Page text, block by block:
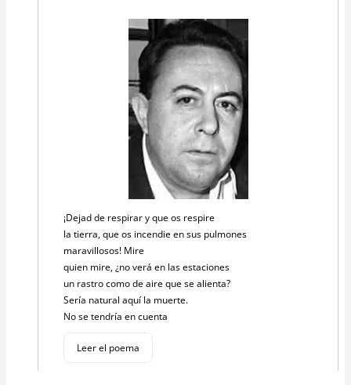
¡Dejad de respirar y que os respire
la tierra, que os incendie en sus pulmones
maravillosos! Mire
quien mire, ¿no verá en las estaciones
un rastro como de aire que se alienta?
Sería natural aquí la muerte.
No se tendría en cuenta
Leer el poema